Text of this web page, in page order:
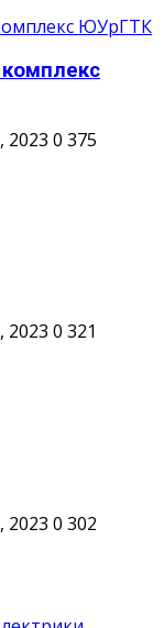
2023 0 375
2023 0 321
2023 0 302